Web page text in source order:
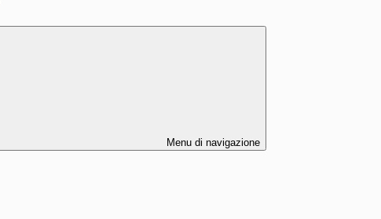
Menu di navigazione